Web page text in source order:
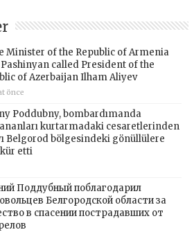
Minister of the Republic of Armenia
called President of the
of Azerbaijan Ilham Aliyev
önce
Poddubny, bombardımanda
kurtarmadaki cesaretlerinden
Belgorod bölgesindeki gönüllülere
etti
Поддубный поблагодарил
Белгородской области за
в спасении пострадавших от